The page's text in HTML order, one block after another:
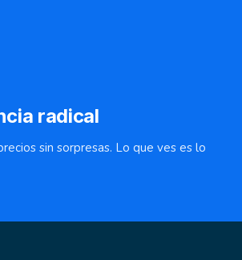
radical
sin sorpresas. Lo que ves es lo